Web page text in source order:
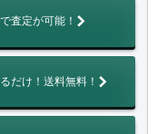
査定が可能！
だけ！送料無料！